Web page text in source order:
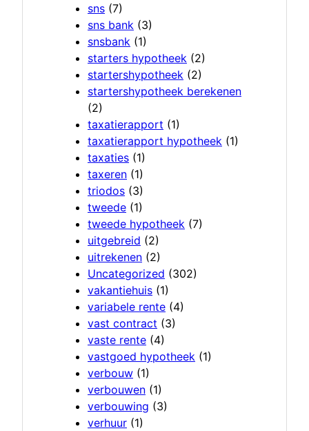
sns (7)
sns bank (3)
snsbank (1)
starters hypotheek (2)
startershypotheek (2)
startershypotheek berekenen
(2)
taxatierapport (1)
taxatierapport hypotheek (1)
taxaties (1)
taxeren (1)
triodos (3)
tweede (1)
tweede hypotheek (7)
uitgebreid (2)
uitrekenen (2)
Uncategorized (302)
vakantiehuis (1)
variabele rente (4)
vast contract (3)
vaste rente (4)
vastgoed hypotheek (1)
verbouw (1)
verbouwen (1)
verbouwing (3)
verhuur (1)